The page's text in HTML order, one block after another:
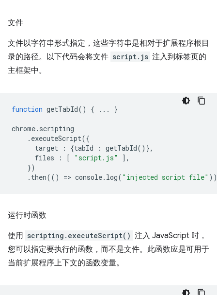
文件
文件以字符串形式指定，这些字符串是相对于扩展程序根目
录的路径。以下代码会将文件 script.js 注入到标签页的
主框架中。
function getTabId() { ... }
chrome. scripting
. executeScript({
target
: {tabId : getTabId()},
files
: [ "script.js"
],
})
. then(() => console. log( "injected script file"
运行时函数
使用 scripting.executeScript() 注入 JavaScript 时，
您可以指定要执行的函数，而不是文件。此函数应是可用于
当前扩展程序上下文的函数变量。